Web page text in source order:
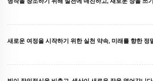
새로운 여정을 시작하기 위한 실천 약속, 미래를 향한 정